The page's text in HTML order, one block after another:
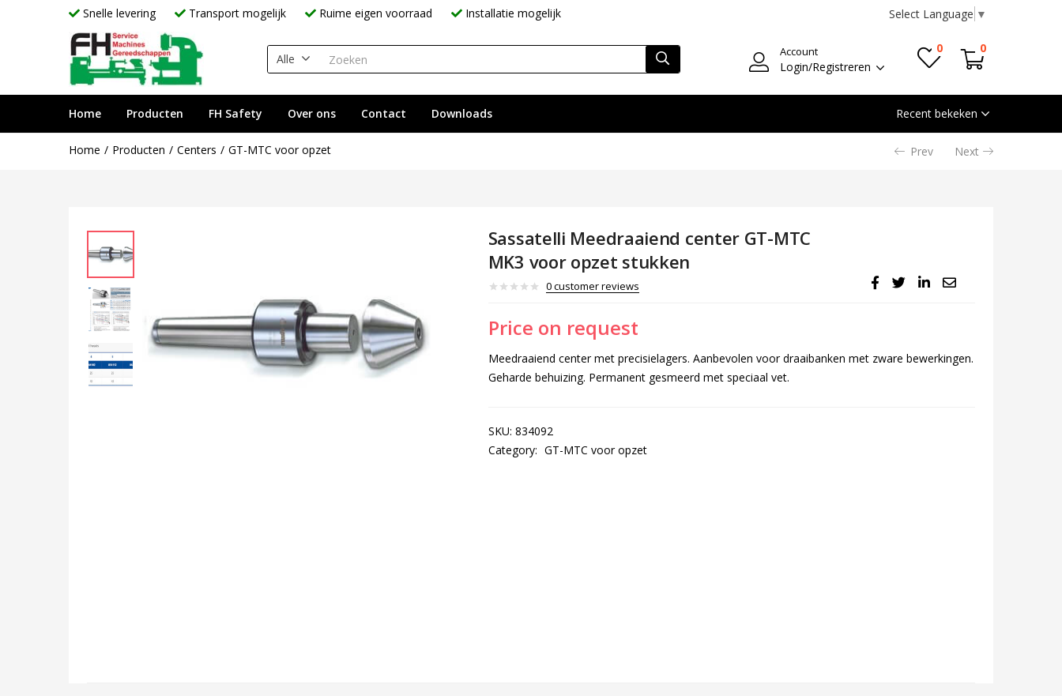
Snelle levering Transport mogelijk Ruime eigen voorraad Installatie mogelijk Select Language ▼
Alle
Account
Login/Registreren
0 0
Home Producten FH Safety Over ons Contact Downloads Recent bekeken
Home Producten Centers GT-MTC voor opzet Prev Next
Sassatelli Meedraaiend center GT-MTC
MK3 voor opzet stukken
0customer reviews
Price on request
Meedraaiend center met precisielagers. Aanbevolen voor draaibanken met zware bewerkingen.
Geharde behuizing. Permanent gesmeerd met speciaal vet.
SKU: 834092
Category: GT-MTC voor opzet